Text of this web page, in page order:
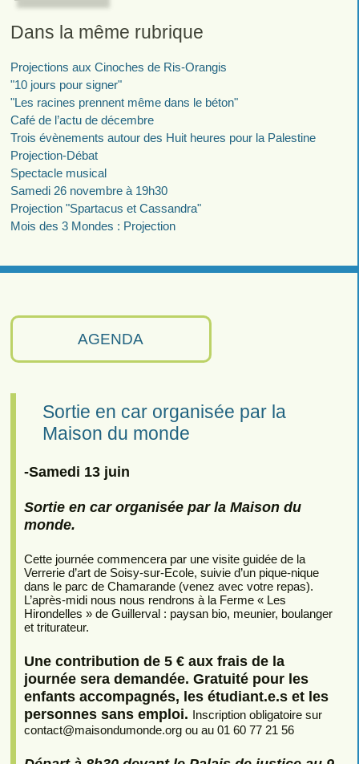
AGENDA
Sortie en car organisée par la
Maison du monde
-Samedi 13 juin
Sortie en car organisée par la Maison du
monde.
Cette journée commencera par une visite guidée de la
Verrerie d’art de Soisy-sur-Ecole, suivie d’un pique-nique
dans le parc de Chamarande (venez avec votre repas).
L’après-midi nous nous rendrons à la Ferme « Les
Hirondelles » de Guillerval : paysan bio, meunier, boulanger
et triturateur.
Une contribution de 5 € aux frais de la
journée sera demandée. Gratuité pour les
enfants accompagnés, les étudiant.e.s et les
personnes sans emploi. Inscription obligatoire sur
contact@maisondumonde.org ou au 01 60 77 21 56
Dans la même rubrique
Projections aux Cinoches de Ris-Orangis
"10 jours pour signer"
"Les racines prennent même dans le béton"
Café de l’actu de décembre
Trois évènements autour des Huit heures pour la Palestine
Projection-Débat
Spectacle musical
Samedi 26 novembre à 19h30
Projection "Spartacus et Cassandra"
Mois des 3 Mondes : Projection